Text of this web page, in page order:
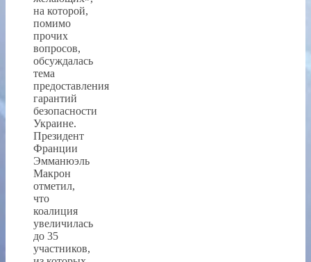
на которой,
помимо
прочих
вопросов,
обсуждалась
тема
предоставления
гарантий
безопасности
Украине.
Президент
Франции
Эмманюэль
Макрон
отметил,
что
коалиция
увеличилась
до 35
участников,